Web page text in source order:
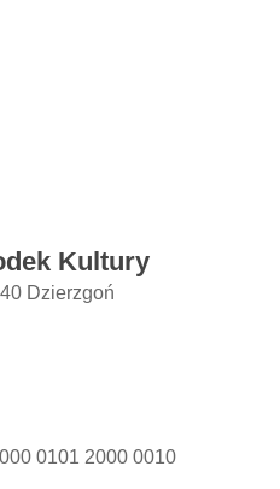
Kultury
Dzierzgoń
0101 2000 0010